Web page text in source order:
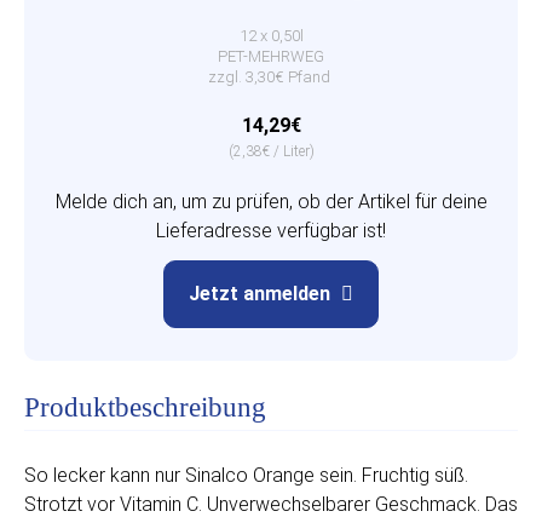
12 x 0,50l
PET-MEHRWEG
zzgl. 3,30€ Pfand
14,29€
(2,38€ / Liter)
Melde dich an, um zu prüfen, ob der Artikel für deine
Lieferadresse verfügbar ist!
Jetzt anmelden
Produktbeschreibung
So lecker kann nur Sinalco Orange sein. Fruchtig süß.
Strotzt vor Vitamin C. Unverwechselbarer Geschmack. Das